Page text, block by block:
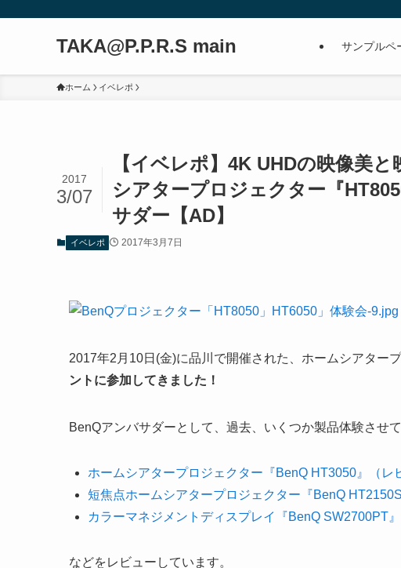
TAKA@P.P.R.S main サンプルペ
ホーム イベレポ
【イベレポ】4K UHDの映像美
シアタープロジェクター『
サダー【AD】
2017
3/07
イベレポ 2017年3月7日
2017年2月10日(金)に品川で開催された、ホームシアター
ントに参加してきました！
BenQアンバサダーとして、過去、いくつか製品体験させ
ホームシアタープロジェクター『BenQ HT3050』（レ
短焦点ホームシアタープロジェクター『BenQ
カラーマネジメントディスプレイ『BenQ SW2700PT』
などをレビューしています。